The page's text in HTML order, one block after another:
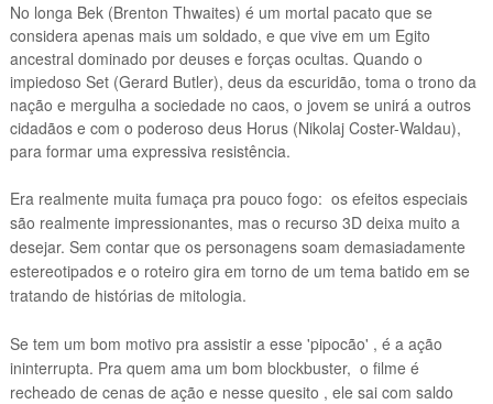
No longa Bek (Brenton Thwaites) é um mortal pacato que se
considera apenas mais um soldado, e que vive em um Egito
ancestral dominado por deuses e forças ocultas. Quando o
impiedoso Set (Gerard Butler), deus da escuridão, toma o trono da
nação e mergulha a sociedade no caos, o jovem se unirá a outros
cidadãos e com o poderoso deus Horus (Nikolaj Coster-Waldau),
para formar uma expressiva resistência.
Era realmente muita fumaça pra pouco fogo: os efeitos especiais
são realmente impressionantes, mas o recurso 3D deixa muito a
desejar. Sem contar que os personagens soam demasiadamente
estereotipados e o roteiro gira em torno de um tema batido em se
tratando de histórias de mitologia.
Se tem um bom motivo pra assistir a esse 'pipocão' , é a ação
ininterrupta. Pra quem ama um bom blockbuster, o filme é
recheado de cenas de ação e nesse quesito , ele sai com saldo